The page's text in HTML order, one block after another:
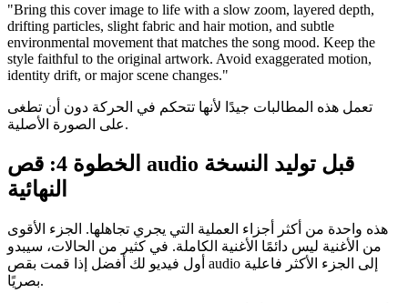
"Bring this cover image to life with a slow zoom, layered depth,
drifting particles, slight fabric and hair motion, and subtle
environmental movement that matches the song mood. Keep the
style faithful to the original artwork. Avoid exaggerated motion,
identity drift, or major scene changes."
تعمل هذه المطالبات جيدًا لأنها تتحكم في الحركة دون أن تطغى
على الصورة الأصلية.
الخطوة 4: قص audio قبل توليد النسخة
النهائية
هذه واحدة من أكثر أجزاء العملية التي يجري تجاهلها. الجزء الأقوى
من الأغنية ليس دائمًا الأغنية الكاملة. في كثير من الحالات، سيبدو
أول فيديو لك أفضل إذا قمت بقص audio إلى الجزء الأكثر فاعلية
بصريًا.